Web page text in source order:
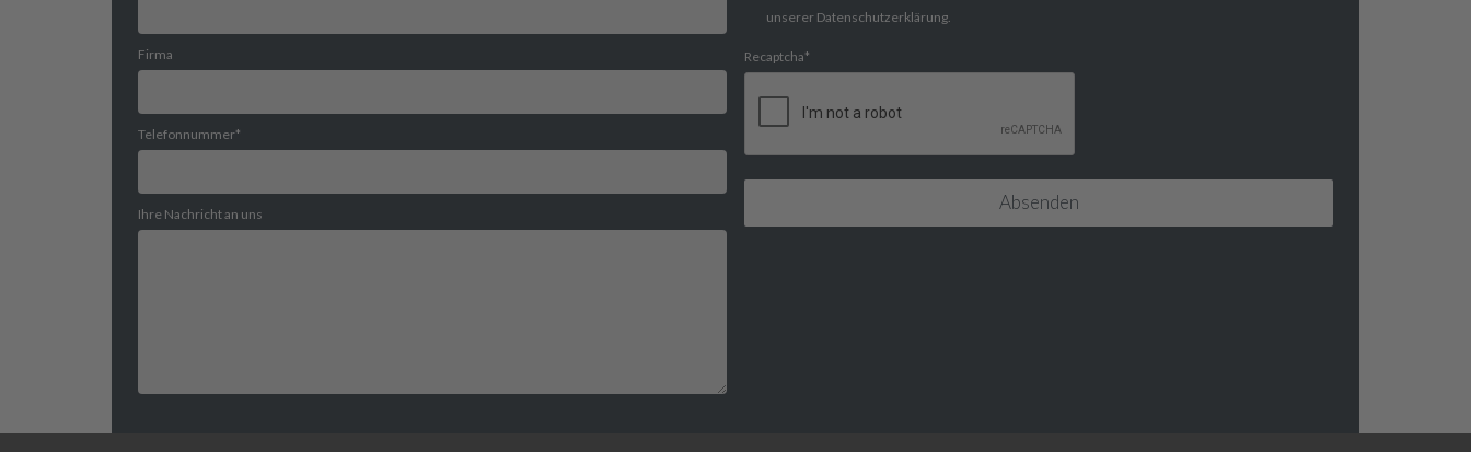
Firma
Telefonnummer*
Ihre Nachricht an uns
unserer Datenschutzerklärung.
Recaptcha*